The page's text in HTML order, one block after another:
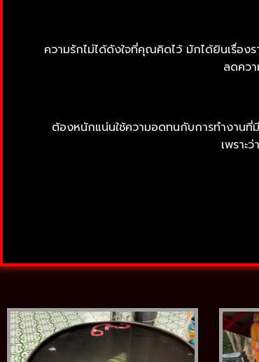
ความรักไม่ได้ดังใจที่คุณคิดไว้ มักได้ยินเรื่อง
ลดคว
ต้องหนักแน่นใช้ความอดทนกับการทำงาน
เพราะ